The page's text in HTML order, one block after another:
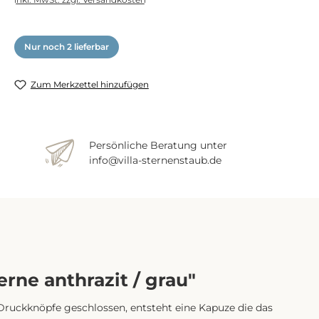
Nur noch 2 lieferbar
Zum Merkzettel hinzufügen
Persönliche Beratung unter
info@villa-sternenstaub.de
anthrazit / grau"
geschlossen, entsteht eine Kapuze die das